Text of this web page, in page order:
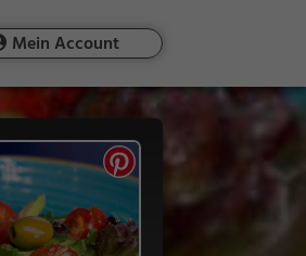
Mein Account